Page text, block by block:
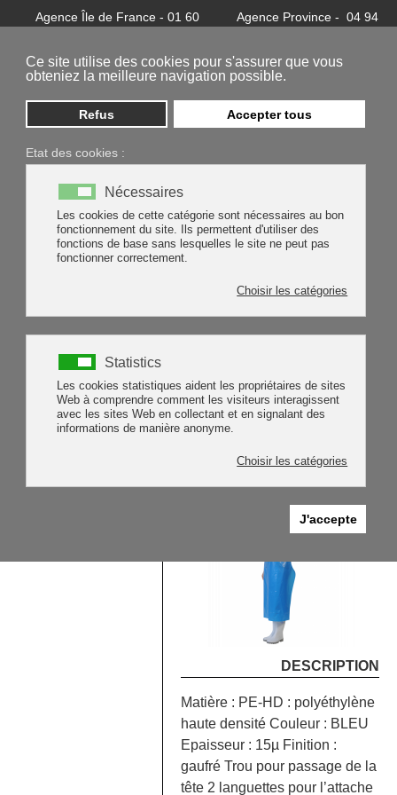
Ce site utilise des cookies pour s'assurer que vous
obteniez la meilleure navigation possible.
Refus Accepter tous
Etat des cookies :
Nécessaires
Les cookies de cette catégorie sont nécessaires au bon
fonctionnement du site. Ils permettent d'utiliser des
fonctions de base sans lesquelles le site ne peut pas
fonctionner correctement.
Choisir les catégories
Statistics
Les cookies statistiques aident les propriétaires de sites
Web à comprendre comment les visiteurs interagissent
avec les sites Web en collectant et en signalant des
informations de manière anonyme.
Choisir les catégories
J'accepte
Agence Île de France - 01 60
contact@batycel.fr
Agence Province - 04 94
protection individuelle protection corps
tablier
tablier polyethylene bleu
Rechercher
TABLIER
POLYETHYLENE
BLEU
DESCRIPTION
Matière : PE-HD : polyéthylène
haute densité Couleur : BLEU
Epaisseur : 15µ Finition :
gaufré Trou pour passage de la
tête 2 languettes pour l’attache